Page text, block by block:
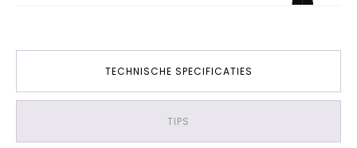
TECHNISCHE SPECIFICATIES
TIPS